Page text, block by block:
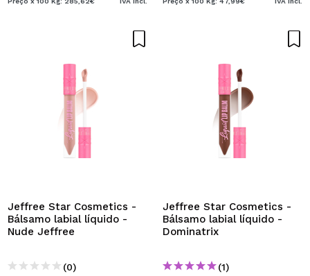
Jeffree Star Cosmetics -
Bálsamo labial líquido -
Nude Jeffree
(0)
Jeffree Star Cosmetics -
Bálsamo labial líquido -
Dominatrix
(1)